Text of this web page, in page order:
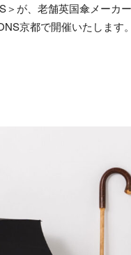
＞が、老舗英国傘メーカ
京都で開催いたします。